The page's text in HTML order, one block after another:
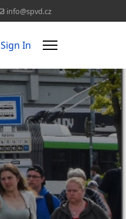
info@spvd.cz
Sign In